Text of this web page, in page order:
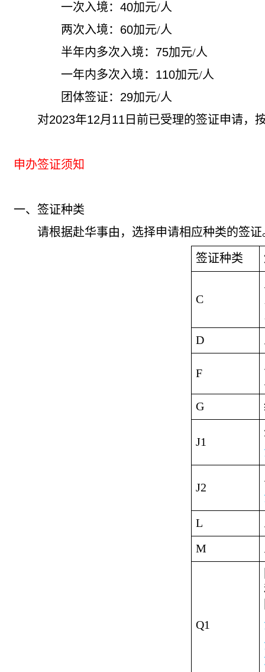
一次入境： 40加元/人
两次入境： 60加元/人
半年内多次入境： 75加元/人
一年内多次入境： 110加元/人
团体签证： 29加元/人
对2023年12月 11 日前已受理的签证申请，
申办签证须知
一、签证种类
请根据赴华事由，选择申请相应种类的签证
签证种类
C
D
F
G
J1
J2
L
M
Q1